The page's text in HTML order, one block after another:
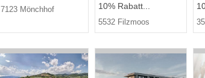
7123 Mönchhof
10% Rabatt...
5532 Filzmoos